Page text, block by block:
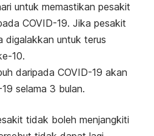
untuk memastikan pesakit
COVID-19. Jika pesakit
digalakkan untuk terus
10.
daripada COVID-19 akan
selama 3 bulan.
tidak boleh menjangkiti